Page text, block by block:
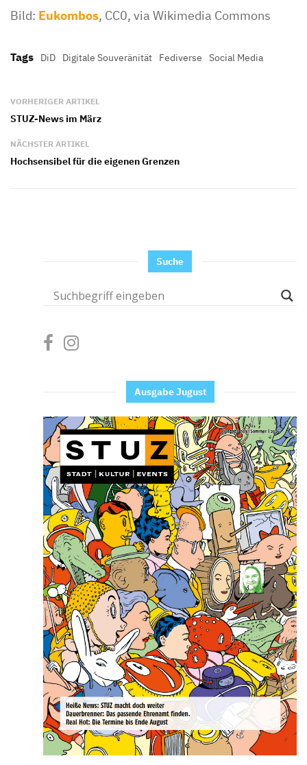
Bild: Eukombos, CC0, via Wikimedia Commons
Tags DiD Digitale Souveränität Fediverse Social Media
VORHERIGER ARTIKEL
STUZ-News im März
NÄCHSTER ARTIKEL
Hochsensibel für die eigenen Grenzen
Suche
Ausgabe Jugust